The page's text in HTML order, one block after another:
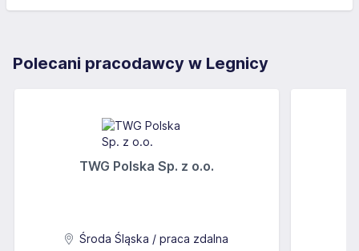
Polecani pracodawcy w Legnicy
TWG Polska Sp. z o.o.
Środa Śląska / praca zdalna